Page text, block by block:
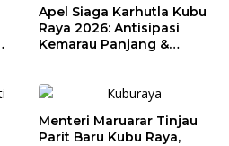
Apel Siaga Karhutla Kubu
Raya 2026: Antisipasi
Kemarau Panjang &
Menteri Maruarar Tinjau
Parit Baru Kubu Raya,